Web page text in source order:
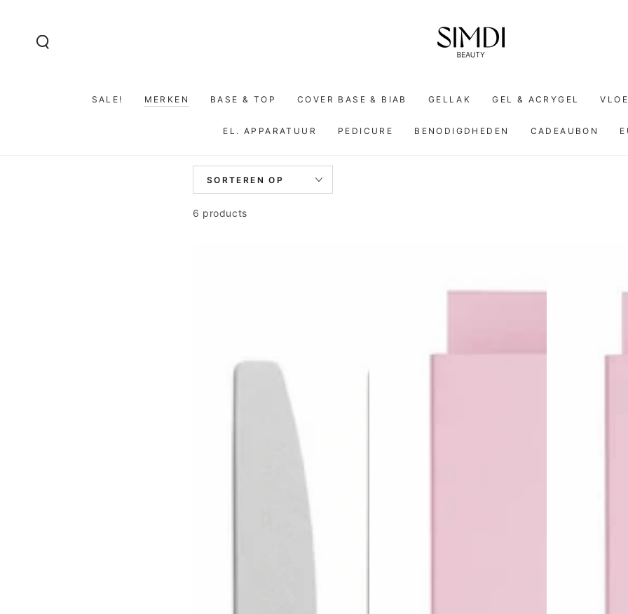
SALE! MERKEN BASE & TOP COVER BASE & BIAB GELLAK GEL & ACRYGEL
EL. APPARATUUR PEDICURE BENODIGDHEDEN CADEAUBON
SORTEREN OP
6 products